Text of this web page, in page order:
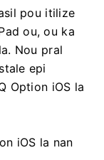
pou itilize
ou, ou ka
Nou pral
epi
Option iOS la
iOS la nan